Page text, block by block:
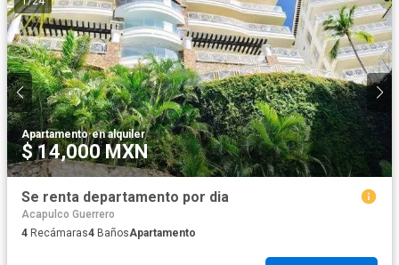
Apartamento·en alquiler
$ 14,000 MXN
Se renta departamento por dia
Acapulco Guerrero
4 Recámaras4 BañosApartamento